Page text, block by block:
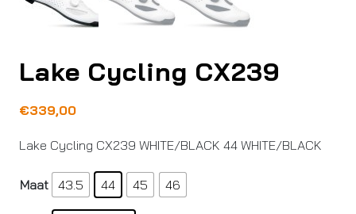
Lake Cycling CX239
€339,00
Lake Cycling CX239 WHITE/BLACK 44 WHITE/BLACK
Maat 43.5 44 45 46